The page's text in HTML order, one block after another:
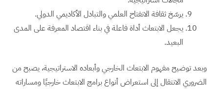
يرسّخ ثقافة الانفتاح العلمي والتبادل الأكاديمي الدولي.
يجعل الابتعاث أداة فاعلة في بناء اقتصاد المعرفة على المدى
البعيد.
وبعد توضيح مفهوم الابتعاث الخارجي وأبعاده الاستراتيجية، يصبح من
الضروري الانتقال إلى استعراض أنواع برامج الابتعاث خارجيًا ومساراته